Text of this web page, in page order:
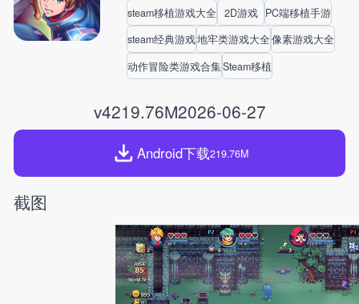
steam移植游戏大全 2D游戏 PC端移植手游
steam经典游戏地牢类游戏大全像素游戏大全
动作冒险类游戏合集Steam移植
v4219.76M2026-06-27
Android下载219.76M
截图